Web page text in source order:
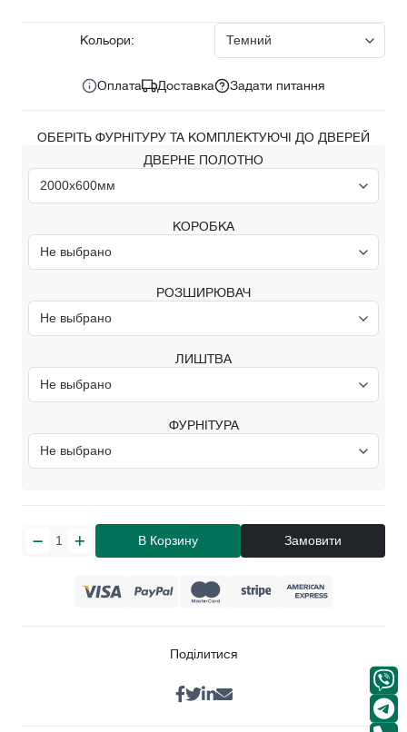
Кольори:
Оплата Доставка Задати питання
ОБЕРІТЬ ФУРНІТУРУ ТА КОМПЛЕКТУЮЧІ ДО ДВЕРЕЙ
ДВЕРНЕ ПОЛОТНО
КОРОБКА
РОЗШИРЮВАЧ
ЛИШТВА
ФУРНІТУРА
В Корзину Замовити
Поділитися